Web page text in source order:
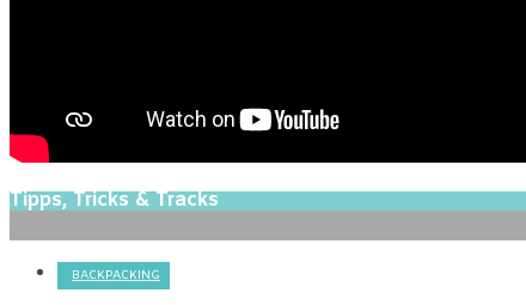
Tipps, Tricks & Tracks
BACKPACKING